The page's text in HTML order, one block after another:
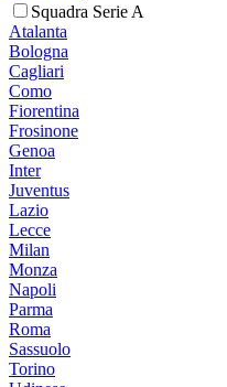
Squadra Serie A
Atalanta
Bologna
Cagliari
Como
Fiorentina
Frosinone
Genoa
Inter
Juventus
Lazio
Lecce
Milan
Monza
Napoli
Parma
Roma
Sassuolo
Torino